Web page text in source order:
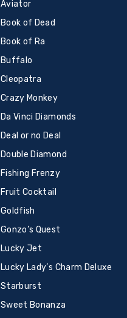
Aviator
Book of Dead
Book of Ra
Buffalo
Cleopatra
Crazy Monkey
Da Vinci Diamonds
Deal or no Deal
Double Diamond
Fishing Frenzy
Fruit Cocktail
Goldfish
Gonzo’s Quest
Lucky Jet
Lucky Lady’s Charm Deluxe
Starburst
Sweet Bonanza